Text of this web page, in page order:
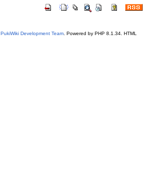
PukiWiki Development Team. Powered by PHP 8.1.34. HTML